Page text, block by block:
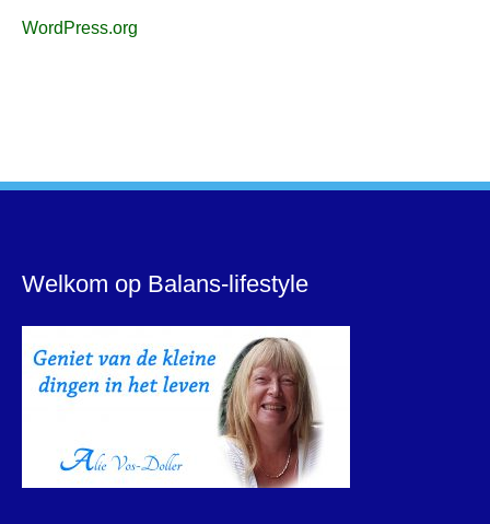
WordPress.org
Welkom op Balans-lifestyle